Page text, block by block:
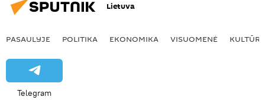
Lietuva
PASAULYJE POLITIKA EKONOMIKA VISUOMENĖ KULTŪRA
Telegram